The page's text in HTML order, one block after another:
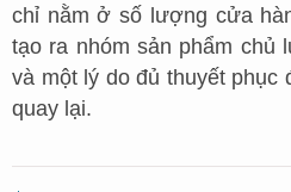
chỉ nằm ở số lượng cửa
tạo ra nhóm sản phẩm chủ
và một lý do đủ thuyết phục
quay lại.